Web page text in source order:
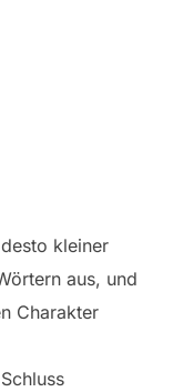
kleiner
aus, und
Charakter